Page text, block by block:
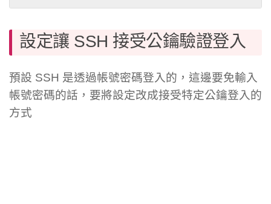
設定讓 SSH 接受公鑰驗證登入
預設 SSH 是透過帳號密碼登入的，這邊要免輸入
帳號密碼的話，要將設定改成接受特定公鑰登入的
方式